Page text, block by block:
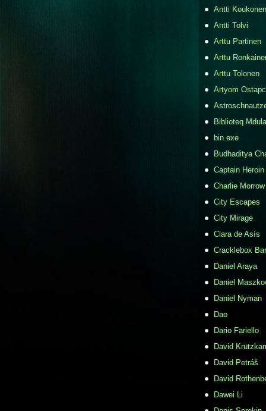
Antti Koukonen
Antti Tolvi
Arttu Partinen
Arttu
Arttu Tolonen
Artyom
Biblioteq
bin.exe
Budhaditya
Captain Heroin
Charlie Morrow
City Escapes
City Mirage
Clara de Asís
Cracklebox
Daniel Araya
Daniel
Daniel Nyman
Dao
Dario Fariello
David
David Petráš
David
Dawei Li